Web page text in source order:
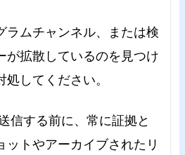
ラムチャンネル、または検
が拡散しているのを見つけ
してください。
信する前に、常に証拠と
ットやアーカイブされたリ